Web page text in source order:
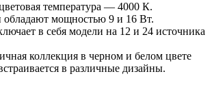
температура — 4000 К.
обладают мощностью 9 и 16 Вт.
в себя модели на 12 и 24 источника
коллекция в черном и белом цвете
в различные дизайны.